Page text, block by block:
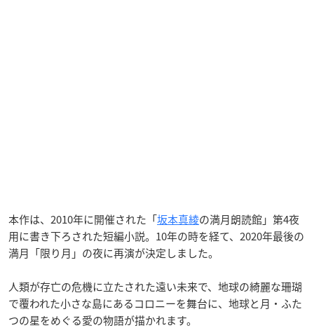
本作は、2010年に開催された「坂本真綾の満月朗読館」第4夜
用に書き下ろされた短編小説。10年の時を経て、2020年最後の
満月「限り月」の夜に再演が決定しました。
人類が存亡の危機に立たされた遠い未来で、地球の綺麗な珊瑚
で覆われた小さな島にあるコロニーを舞台に、地球と月・ふた
つの星をめぐる愛の物語が描かれます。